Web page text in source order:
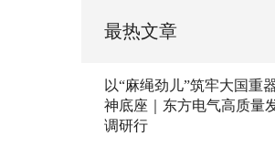
最热文章
以“麻绳劲儿”筑牢大国重
神底座｜东方电气高质量
调研行